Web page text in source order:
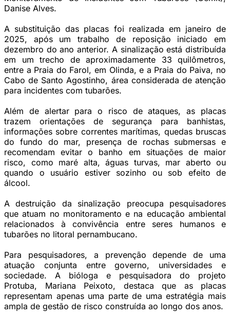
Danise Alves.
A substituição das placas foi realizada em janeiro de
2025, após um trabalho de reposição iniciado em
dezembro do ano anterior. A sinalização está distribuída
em um trecho de aproximadamente 33 quilômetros,
entre a Praia do Farol, em Olinda, e a Praia do Paiva, no
Cabo de Santo Agostinho, área considerada de atenção
para incidentes com tubarões.
Além de alertar para o risco de ataques, as placas
trazem orientações de segurança para banhistas,
informações sobre correntes marítimas, quedas bruscas
do fundo do mar, presença de rochas submersas e
recomendam evitar o banho em situações de maior
risco, como maré alta, águas turvas, mar aberto ou
quando o usuário estiver sozinho ou sob efeito de
álcool.
A destruição da sinalização preocupa pesquisadores
que atuam no monitoramento e na educação ambiental
relacionados à convivência entre seres humanos e
tubarões no litoral pernambucano.
Para pesquisadores, a prevenção depende de uma
atuação conjunta entre governo, universidades e
sociedade. A bióloga e pesquisadora do projeto
Protuba, Mariana Peixoto, destaca que as placas
representam apenas uma parte de uma estratégia mais
ampla de gestão de risco construída ao longo dos anos.